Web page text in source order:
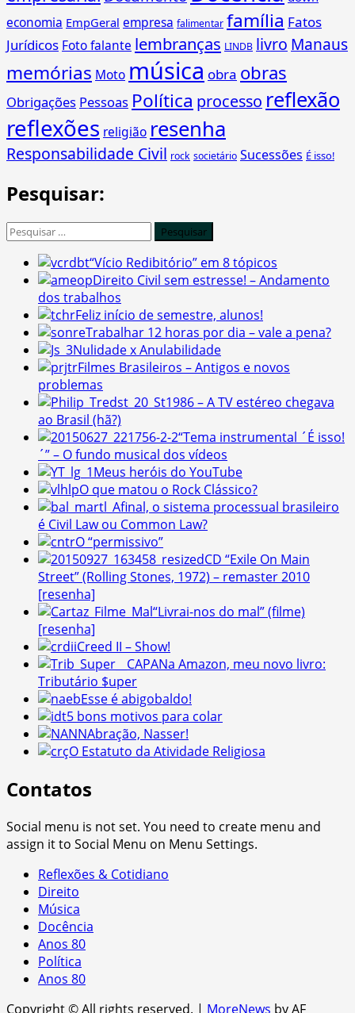
economia EmpGeral empresa falimentar família Fatos
Jurídicos Foto falante lembranças LINDB livro Manaus
memórias Moto música obra obras
Obrigações Pessoas Política processo reflexão
reflexões religião resenha
Responsabilidade Civil rock societário Sucessões É isso!
Pesquisar:
Pesquisar
“Vício Redibitório” em 8 tópicos
Direito Civil sem estresse! – Andamento
dos trabalhos
Feliz início de semestre, alunos!
Trabalhar 12 horas por dia – vale a pena?
Nulidade x Anulabilidade
Filmes Brasileiros – Antigos e novos
problemas
1986 – A TV estéreo chegava
ao Brasil (hã?)
“Tema instrumental ´É isso!
´” – O fundo musical dos vídeos
Meus heróis do YouTube
O que matou o Rock Clássico?
Afinal, o sistema processual brasileiro
é Civil Law ou Common Law?
O “permissivo”
CD “Exile On Main
Street” (Rolling Stones, 1972) – remaster 2010
[resenha]
“Livrai-nos do mal” (filme)
[resenha]
Creed II – Show!
Na Amazon, meu novo livro:
Tributário $uper
Esse é abigobaldo!
5 bons motivos para colar
Abração, Nasser!
O Estatuto da Atividade Religiosa
Contatos
Social menu is not set. You need to create menu and
assign it to Social Menu on Menu Settings.
Reflexões & Cotidiano
Direito
Música
Docência
Anos 80
Política
Anos 80
Copyright © All rights reserved. | MoreNews by AF